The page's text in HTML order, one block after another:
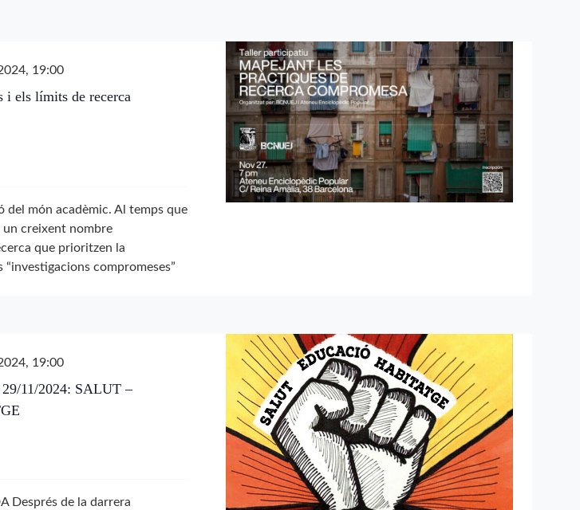
19:00
i els límits de recerca
del món acadèmic. Al temps que
un creixent nombre
que prioritzen la
compromeses”
19:00
29/11/2024: SALUT –
Després de la darrera